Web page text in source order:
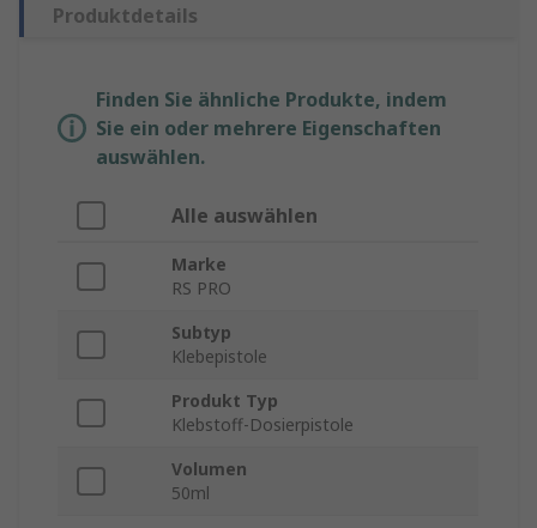
Produktdetails
Finden Sie ähnliche Produkte, indem
Sie ein oder mehrere Eigenschaften
auswählen.
Alle auswählen
Marke
RS PRO
Subtyp
Klebepistole
Produkt Typ
Klebstoff-Dosierpistole
Volumen
50ml